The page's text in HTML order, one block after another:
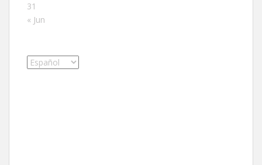
31
« Jun
Elegir